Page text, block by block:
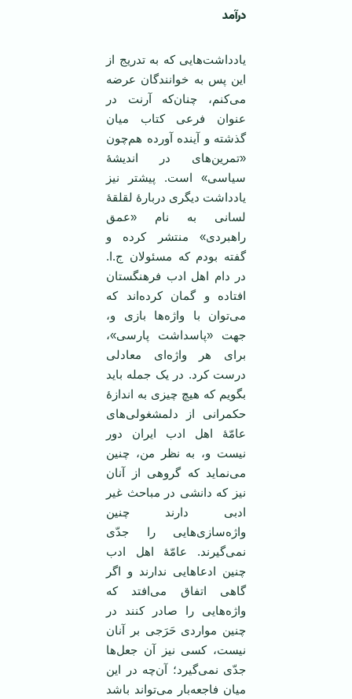
درآمد
یادداشت‌هایی که به تدریج از
این پس به خوانندگان عرضه
می‌کنم، چنان‌که آرنت در
عنوان فرعی کتاب میان
گذشته و آینده آورده هم‌چون
«تمرین‌های در اندیشۀ
سیاسی» است. پیشتر نیز
یادداشت دیگری دربارۀ لقلقۀ
لسانی به نام «عمق
راهبردی» منتشر کرده و
گفته بودم که مسئولان ج.ا.
در دام اهل ادب فرهنگستان
افتاده و گمان کرده‌اند که
می‌توان با واژه‌ها بازی و،
جهت «پاسداشت پارسی»،
برای هر واژه‌ای معادلی
درست کرد. در یک جمله باید
بگویم که هیچ چیزی به اندازۀ
حکمرانی از دلمشغولی‌های
عامّۀ اهل ادب ایران دور
نیست و، به نظر من، چنین
می‌نماید که گروهی از آنان
نیز که دانشی در مباحث غیر
ادبی دارند چنین
واژه‌سازی‌هایی را جدّی
نمی‌گیرند. عامّۀ اهل ادب
چنین ادعاهایی ندارند و اگر
گاهی اتفاق می‌افتد که
واژه‌هایی را صادر کنند در
چنین مواردی حَرَجی بر آنان
نیست، کسی نیز آن جعل‌ها
جدّی نمی‌گیرد؛ آن‌چه در این
میان فاجعه‌بار می‌تواند باشد